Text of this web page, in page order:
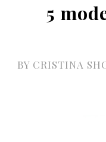
5
BY CRISTINA